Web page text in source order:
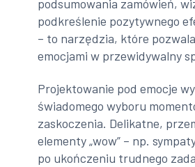
podsumowania zamówień,
podkreślenie pozytywnego
– to narzędzia, które
emocjami w przewidywalny
Projektowanie pod emocje
świadomego wyboru
zaskoczenia. Delikatne,
elementy „wow” – np.
po ukończeniu trudnego